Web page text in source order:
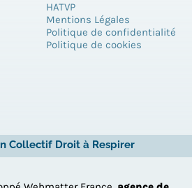
HATVP
Mentions Légales
Politique de confidentialité
Politique de cookies
Collectif Droit à Respirer